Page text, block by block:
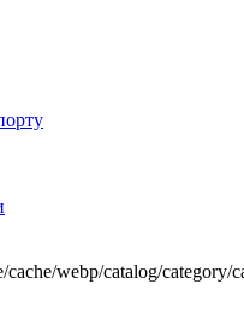
webp/catalog/category/